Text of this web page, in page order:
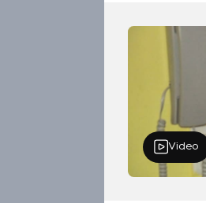
Video